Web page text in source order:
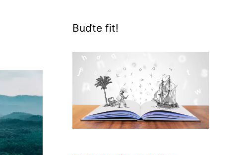
Buďte fit!